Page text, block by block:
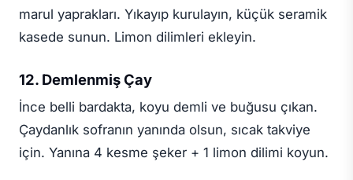
marul yaprakları. Yıkayıp kurulayın, küçük seramik
kasede sunun. Limon dilimleri ekleyin.
12. Demlenmiş Çay
İnce belli bardakta, koyu demli ve buğusu çıkan.
Çaydanlık sofranın yanında olsun, sıcak takviye
için. Yanına 4 kesme şeker + 1 limon dilimi koyun.